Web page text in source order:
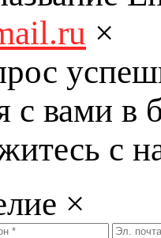
×
вами в
с
×